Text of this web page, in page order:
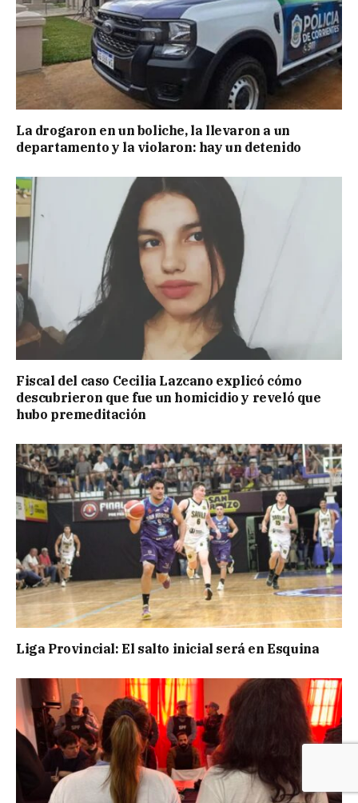
La drogaron en un boliche, la llevaron a un
departamento y la violaron: hay un detenido
Fiscal del caso Cecilia Lazcano explicó cómo
descubrieron que fue un homicidio y reveló que
hubo premeditación
Liga Provincial: El salto inicial será en Esquina